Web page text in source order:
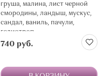
груша, малина, лист черной
смородины, ландыш, мускус,
сандал, ваниль, пачули,
гелиотроп
740 руб.